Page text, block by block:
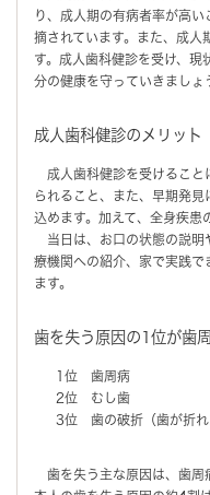
り、成人期の有病者率が高
摘されています。また、成人
す。成人歯科健診を受け、現
分の健康を守っていきましょ
成人歯科健診のメリット
成人歯科健診を受けること
られること、また、早期発
込めます。加えて、全身疾患
当日は、お口の状態の説明
療機関への紹介、家で実践で
ます。
歯を失う原因の1位が歯
1位 歯周病
2位 むし歯
3位 歯の破折（歯が折れ
歯を失う主な原因は、歯周